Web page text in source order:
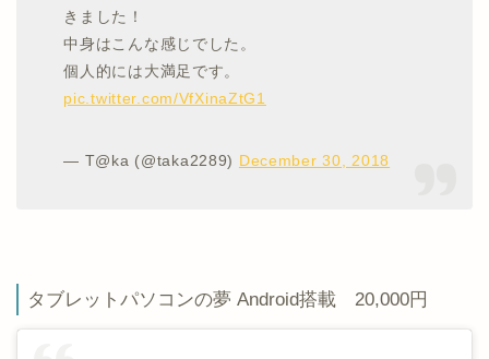
きました！
中身はこんな感じでした。
個人的には大満足です。
pic.twitter.com/VfXinaZtG1
— T@ka (@taka2289) December 30, 2018
タブレットパソコンの夢 Android搭載 20,000円